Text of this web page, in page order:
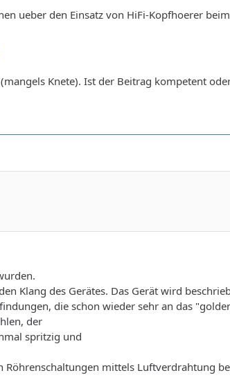
ueber den Einsatz von HiFi-Kopfhoerer
Knete). Ist der Beitrag kompetent
Klang des Gerätes. Das Gerät wird
die schon wieder sehr an das
der
spritzig und
Röhrenschaltungen mittels Luftverdrahtung